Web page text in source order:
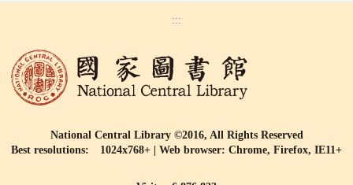
:::
National Central Library ©2016, All Rights Reserved
Best resolutions: 1024x768+ | Web browser: Chrome, Firefox, IE11+